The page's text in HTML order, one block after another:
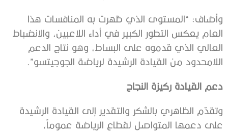
وأضاف: “المستوى الذي ظهرت به المنافسات هذا
العام يعكس التطور الكبير في أداء اللاعبين، والانضباط
العالي الذي قدموه على البساط، وهو نتاج الدعم
اللامحدود من القيادة الرشيدة لرياضة الجوجيتسو”.
دعم القيادة ركيزة النجاح
وتقدّم الظاهري بالشكر والتقدير إلى القيادة الرشيدة
على دعمها المتواصل لقطاع الرياضة عموماً،